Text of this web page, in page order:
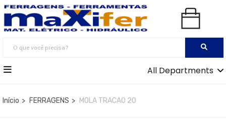
All Departments
Início FERRAGENS MOLA TRACAO 20